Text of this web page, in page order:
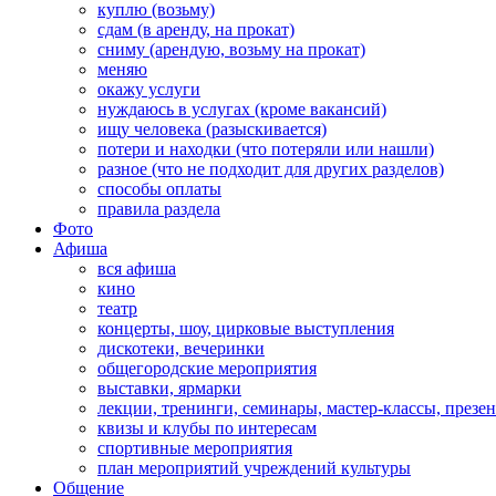
куплю (возьму)
сдам (в аренду, на прокат)
сниму (арендую, возьму на прокат)
меняю
окажу услуги
нуждаюсь в услугах (кроме вакансий)
ищу человека (разыскивается)
потери и находки (что потеряли или нашли)
разное (что не подходит для других разделов)
способы оплаты
правила раздела
Фото
Афиша
вся афиша
кино
театр
концерты, шоу, цирковые выступления
дискотеки, вечеринки
общегородские мероприятия
выставки, ярмарки
лекции, тренинги, семинары, мастер-классы,
квизы и клубы по интересам
спортивные мероприятия
план мероприятий учреждений культуры
Общение